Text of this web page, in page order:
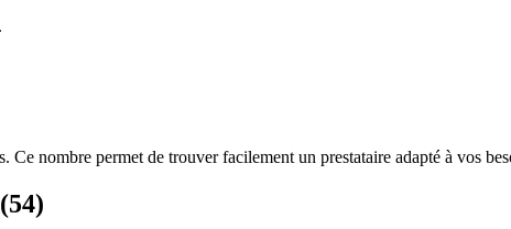
Ce nombre permet de trouver facilement un prestataire adapté à vos